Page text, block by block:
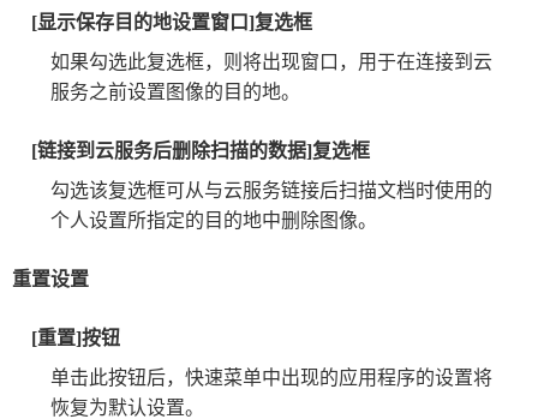
[显示保存目的地设置窗口]复选框
如果勾选此复选框，则将出现窗口，用于在连接到云
服务之前设置图像的目的地。
[链接到云服务后删除扫描的数据]复选框
勾选该复选框可从与云服务链接后扫描文档时使用的
个人设置所指定的目的地中删除图像。
重置设置
[重置]按钮
单击此按钮后，快速菜单中出现的应用程序的设置将
恢复为默认设置。